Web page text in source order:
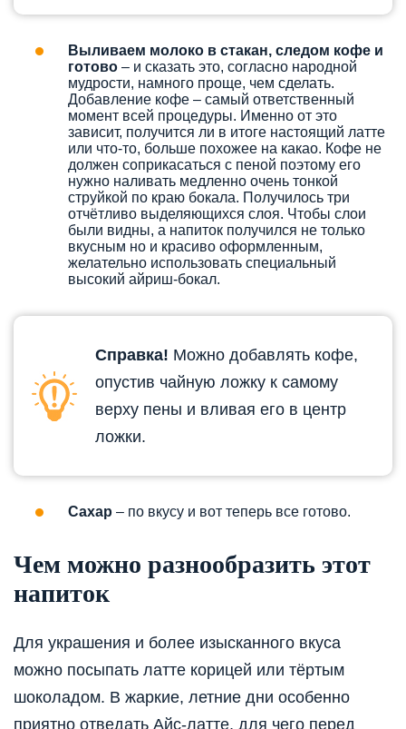
Выливаем молоко в стакан, следом кофе и
готово – и сказать это, согласно народной
мудрости, намного проще, чем сделать.
Добавление кофе – самый ответственный
момент всей процедуры. Именно от это
зависит, получится ли в итоге настоящий латте
или что-то, больше похожее на какао. Кофе не
должен соприкасаться с пеной поэтому его
нужно наливать медленно очень тонкой
струйкой по краю бокала. Получилось три
отчётливо выделяющихся слоя. Чтобы слои
были видны, а напиток получился не только
вкусным но и красиво оформленным,
желательно использовать специальный
высокий айриш-бокал.
Справка! Можно добавлять кофе,
опустив чайную ложку к самому
верху пены и вливая его в центр
ложки.
Сахар – по вкусу и вот теперь все готово.
Чем можно разнообразить этот
напиток
Для украшения и более изысканного вкуса
можно посыпать латте корицей или тёртым
шоколадом. В жаркие, летние дни особенно
приятно отведать Айс-латте, для чего перед